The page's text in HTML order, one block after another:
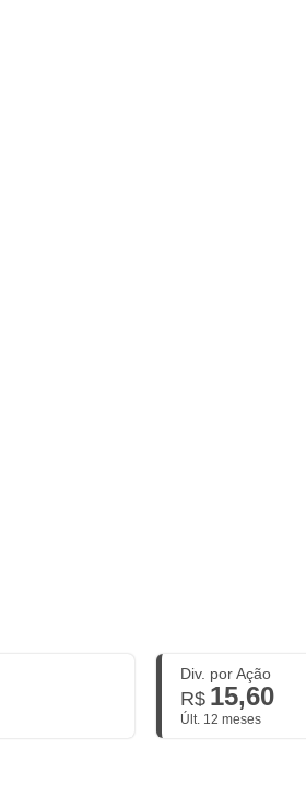
Div. por Ação
R$ 15,60
Últ. 12 meses